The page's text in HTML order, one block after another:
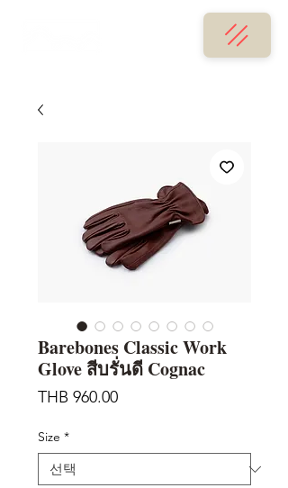
Barebones Classic Work
Glove สีบรั่นดี Cognac
THB 960.00가
Size *